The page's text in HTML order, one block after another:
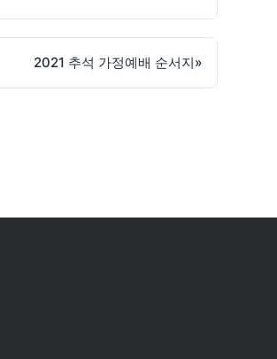
2021 추석 가정예배 순서지»